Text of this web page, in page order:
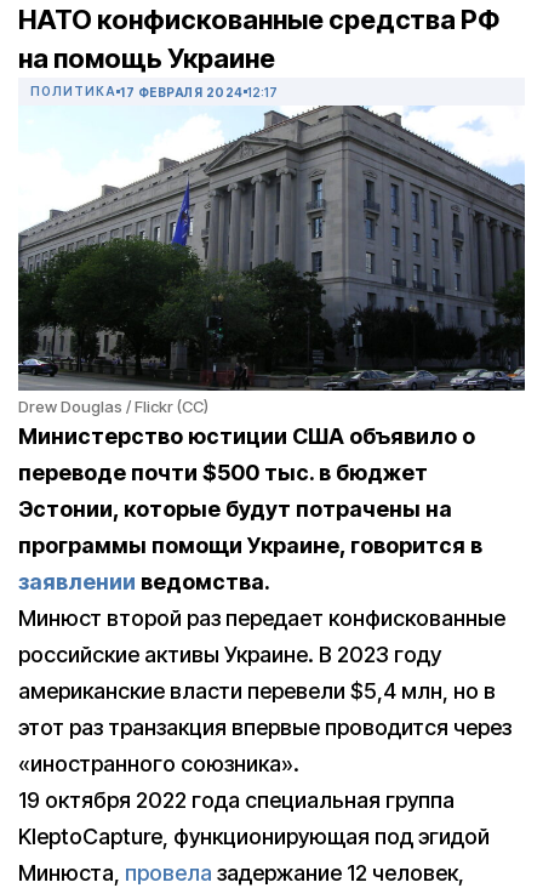
НАТО конфискованные средства РФ
на помощь Украине
ПОЛИТИКА 17 ФЕВРАЛЯ 2024 12:17
Drew Douglas / Flickr (CC)
Министерство юстиции США объявило о
переводе почти $500 тыс. в бюджет
Эстонии, которые будут потрачены на
программы помощи Украине, говорится в
заявлении ведомства.
Минюст второй раз передает конфискованные
российские активы Украине. В 2023 году
американские власти перевели $5,4 млн, но в
этот раз транзакция впервые проводится через
«иностранного союзника».
19 октября 2022 года специальная группа
KleptoCapture, функционирующая под эгидой
Минюста, провела задержание 12 человек,